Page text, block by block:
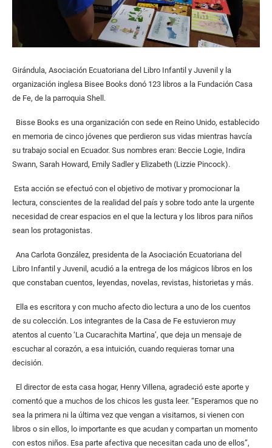
Girándula, Asociación Ecuatoriana del Libro Infantil y Juvenil y la
organización inglesa Bisee Books donó 123 libros a la Fundación Casa
de Fe, de la parroquia Shell.
Bisse Books es una organización con sede en Reino Unido, establecido
en memoria de cinco jóvenes que perdieron sus vidas mientras havcía
su trabajo social en Ecuador. Sus nombres eran: Beccie Logie, Indira
Swann, Sarah Howard, Emily Sadler y Elizabeth (Lizzie Pincock).
Esta acción se efectuó con el objetivo de motivar y promocionar la
lectura, conscientes de la realidad del país y sobre todo ante la urgente
necesidad de crear espacios en el que la lectura y los libros para niños
sean los protagonistas.
Ana Carlota González, presidenta de la Asociación Ecuatoriana del
Libro Infantil y Juvenil, acudió a la entrega de los mágicos libros en los
que constaban cuentos, leyendas, novelas, revistas, historietas y más.
Ella es escritora y con mucho afecto dio lectura a uno de los cuentos
de su colección. Los integrantes de la Casa de Fe estuvieron muy
atentos al cuento ‘La Cucarachita Martina’, que deja un mensaje de
escuchar al corazón, a esa intuición, cuando requieras tomar una
decisión.
El director de esta casa hogar, Henry Villena, agradeció este aporte y
comentó que a muchos de los chicos les gusta leer. “Esperamos que no
sea la primera ni la última vez que vengan a visitarnos, si vienen con
libros o sin ellos, lo importante es que acudan y compartan un momento
con estos niños. Esa parte afectiva que necesitan cada uno de ellos”,